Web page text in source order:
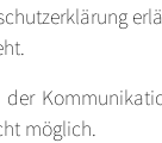
möglich.